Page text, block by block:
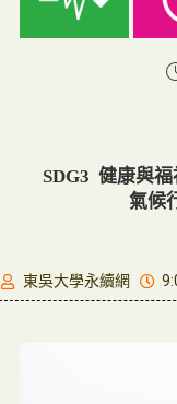
SDG3 健康與
氣候
東吳大學永續網